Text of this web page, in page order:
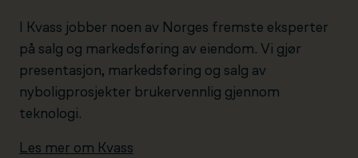
I Kvass jobber noen av Norges fremste eksperter
på salg og markedsføring av eiendom. Vi gjør
presentasjon, markedsføring og salg av
nyboligprosjekter brukervennlig gjennom
teknologi.
Les mer om Kvass